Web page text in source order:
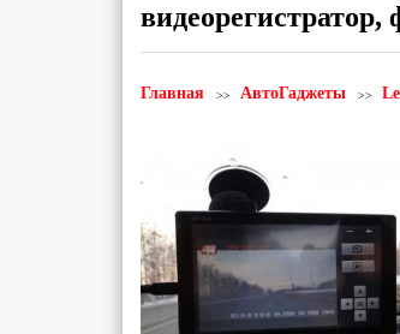
видеорегистратор,
Главная АвтоГаджеты